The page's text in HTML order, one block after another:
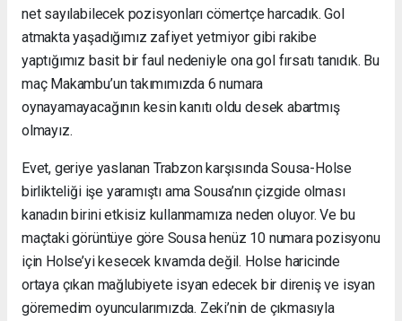
net sayılabilecek pozisyonları cömertçe harcadık. Gol
atmakta yaşadığımız zafiyet yetmiyor gibi rakibe
yaptığımız basit bir faul nedeniyle ona gol fırsatı tanıdık. Bu
maç Makambu’un takımımızda 6 numara
oynayamayacağının kesin kanıtı oldu desek abartmış
olmayız.
Evet, geriye yaslanan Trabzon karşısında Sousa-Holse
birlikteliği işe yaramıştı ama Sousa’nın çizgide olması
kanadın birini etkisiz kullanmamıza neden oluyor. Ve bu
maçtaki görüntüye göre Sousa henüz 10 numara pozisyonu
için Holse’yi kesecek kıvamda değil. Holse haricinde
ortaya çıkan mağlubiyete isyan edecek bir direniş ve isyan
göremedim oyuncularımızda. Zeki’nin de çıkmasıyla